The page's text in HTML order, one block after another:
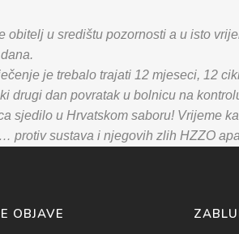
u središtu pozornosti a u isto
je trebalo trajati 12 mjeseci, 12
drugi dan povratak u bolnicu na
sjedilo u Hrvatskom saboru! Vrijeme
sustava i njegovih zlih HZZO
OBJAVE